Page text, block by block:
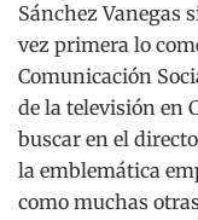
Sánchez Vanegas
vez primera lo
Comunicación
de la televisión en
buscar en el
la emblemática
como muchas